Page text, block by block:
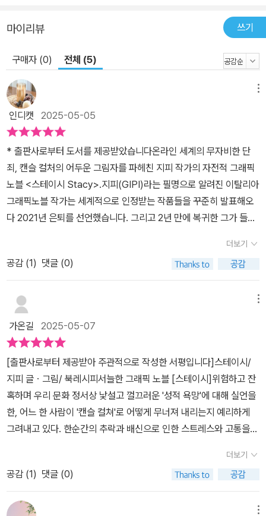
저자 자신의 분노와 고통을 엿볼 수 있게 된다.
마이리뷰 쓰기
구매자 (0) 전체 (5)
인디캣 2025-05-05
* 출판사로부터 도서를 제공받았습니다온라인 세계의 무자비한 단
죄, 캔슬 컬처의 어두운 그림자를 파헤친 지피 작가의 자전적 그래픽
노블 <스테이시 Stacy>.지피(GIPI)라는 필명으로 알려진 이탈리아
그래픽노블 작가는 세계적으로 인정받는 작품들을 꾸준히 발표해오
다 2021년 은퇴를 선언했습니다. 그리고 2년 만에 복귀한 그가 들고
가 강한 작품입니다.지피는 2021년 인스타그램에 게시한 만화로 논
란을 겪었고 이 경험은 <스테이시>의 모티프가 됩니다. 작가는 현대
사회의 캔슬 컬처(Cancel Culture)라는 현상을 분석하며 온라인 공
간에서의 집단 공격과 심리적 파괴에 대해 탐구합니다.성공한 시나리
어에서 순식간에 논란의 중심에 서게 됩니다. 이전까지 그를 열광적
으로 지지하던 팬들과 친구라고 믿었던 동료들이 하루아침에 등을 돌
리는 상황입니다.특히 그를 가장 괴롭히는 것은 지금 자신을 경멸하
는 사람들이 바로 예전에는 자신을 존경했던 사람들이라는 모순적인
현실입니다. <스테이시>는 온라인 공간에서 일어나는 대중의 급격한
태도 변화와 그 이면에 있는 위선을 적나라하게 보여줍니다.트라우마
와 분노가 만들어낸 '스테이시'의 탄생이 독특합니다. 사회적 매장을
경험하고 깊은 절망에 빠진 지아니는 자신의 내면에서 두 가지 인격
체를 창조합니다. 하나는 악마로 표현되는 복수심과 원망의 화신이
존재하는 허구적 존재로 지아니의 분노와 좌절이 창조적으로 표현된
더보기
공감 (1) 댓글 (0)
가온길 2025-05-07
[출판사로부터 제공받아 주관적으로 작성한 서평입니다]스테이시/
지피 글ㆍ그림/ 북레시피​서늘한 그래픽 노블 [스테이시]위험하고 잔
혹하며 우리 문화 정서상 낯설고 껄끄러운 '성적 욕망'에 대해 실언을
한, 어느 한 사람이 '캔슬 컬쳐'로 어떻게 무너져 내리는지 예리하게
그려내고 있다. 한순간의 추락과 배신으로 인한 스트레스와 고통을
달하고 있다. 그가 느낀 분노, 절망과 원망 그리고 복수심 등이 스테이
시와 '악마'라 불리는 독특한 존재로 형상화되어 주인공 지아니의 내
면이 표현된다. 작품명이자 주인공 지아니의 그녀인 '스테이시'는 이
야기 속에서 실존적 존재가 아니다. 오로지 지아니의 생각과 이야기
더보기
공감 (1) 댓글 (0)